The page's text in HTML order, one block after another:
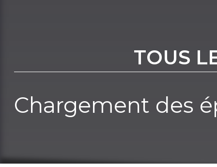
TOUS
Chargement des